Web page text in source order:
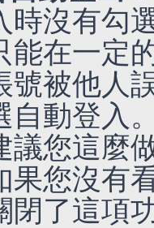
時沒有勾
能在一定
號被他人
自動登入
議您這麼
果您沒有
閉了這項